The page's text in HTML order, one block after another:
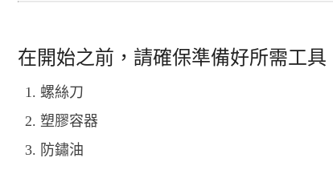
在開始之前，請確保準備好所需工具
螺絲刀
塑膠容器
防鏽油